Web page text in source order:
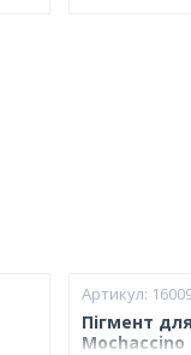
Пігмент
Mochaccino